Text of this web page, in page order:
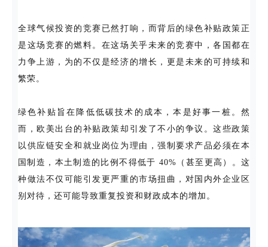
全球气候投资的竞赛已然打响，而背后的绿色补贴政策正
是这场竞赛的燃料。在这场关乎未来的竞赛中，各国都在
力争上游，为的不仅是经济的增长，更是未来的可持续和
繁荣。
绿色补贴旨在降低低碳技术的成本，本是好事一桩。然
而，欧美出台的补贴政策却引发了不小的争议。这些政策
以供应链安全和就业岗位为理由，强制要求产品必须在本
国制造，本土制造的比例不得低于 40%（甚至更高）。这
种做法不仅可能引发更严重的市场扭曲，对国内外企业区
别对待，还可能导致重复投资和财政成本的增加。